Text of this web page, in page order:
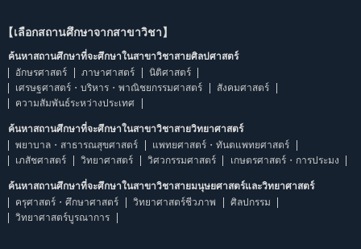
【เลือกสถานศึกษาจากสาขาวิชา】
ค้นหาสถานศึกษาที่จะศึกษาในสาขาวิชาสายศิลปศาสตร์
อักษรศาสตร์
ภาษาศาสตร์
นิติศาสตร์
เศรษฐศาสตร์・บริหาร・พาณิชยกรรมศาสตร์
สังคมศาสตร์
ความสัมพันธ์ระหว่างประเทศ
ค้นหาสถานศึกษาที่จะศึกษาในสาขาวิชาสายวิทยาศาสตร์
พยาบาล・สาธารณสุขศาสตร์
แพทยศาสตร์・ทันตแพทยศาสตร์
เภสัชศาสตร์
วิทยาศาสตร์ วิศวกรรมศาสตร์ เกษตรศาสตร์・การประมง
ค้นหาสถานศึกษาที่จะศึกษาในสาขาวิชาสายมนุษยศาสตร์และวิทยาศาสตร์
ครุศาสตร์・ศึกษาศาสตร์
วิทยาศาสตร์ชีวภาพ
ศิลปกรรม
วิทยาศาสตร์บูรณาการ